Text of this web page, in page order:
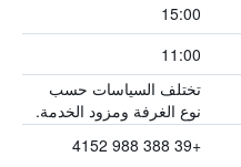
15:00
11:00
تختلف السياسات حسب
نوع الغرفة ومزود الخدمة.
+39 388 988 4152